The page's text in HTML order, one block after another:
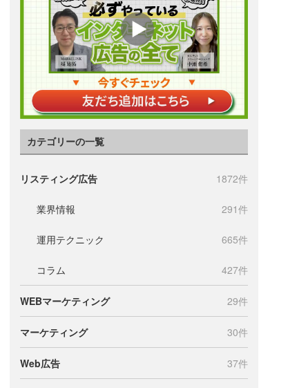
カテゴリーの一覧
リスティング広告 1872件
業界情報 291件
運用テクニック 665件
コラム 427件
WEBマーケティング 29件
マーケティング 30件
Web広告 37件